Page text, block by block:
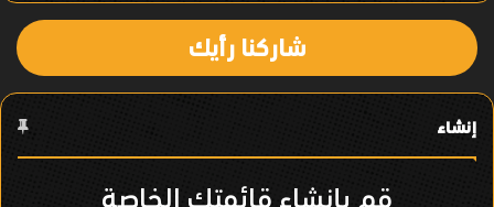
ا
ل
ع
ن
شاركنا رأيك
إنشاء
قم بإنشاء قائمتك الخاصة